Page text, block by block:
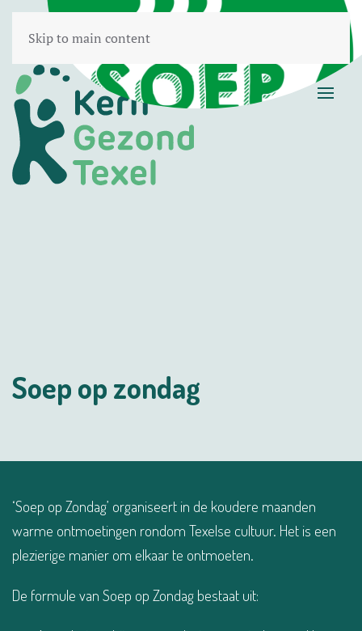
Skip to main content
Soep op zondag
‘Soep op Zondag’ organiseert in de koudere maanden
warme ontmoetingen rondom Texelse cultuur. Het is een
plezierige manier om elkaar te ontmoeten.
De formule van Soep op Zondag bestaat uit: